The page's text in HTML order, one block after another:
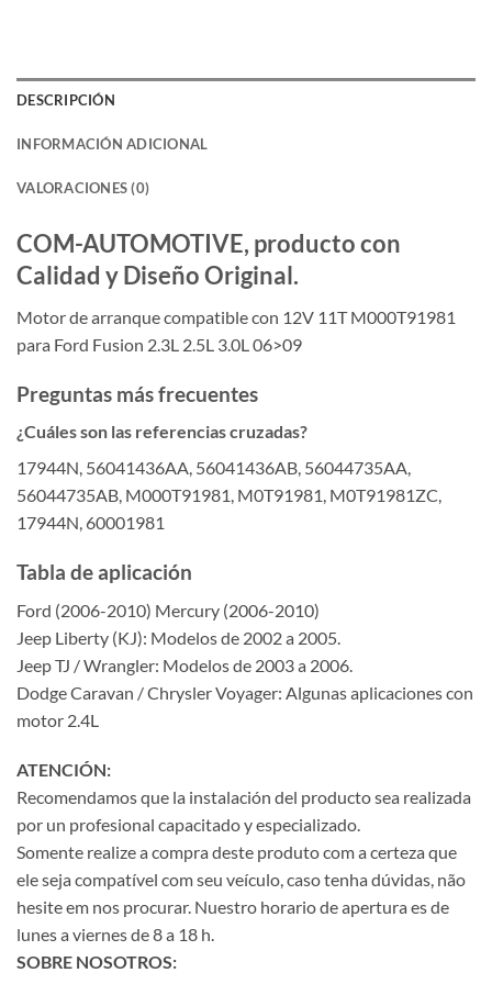
DESCRIPCIÓN
INFORMACIÓN ADICIONAL
VALORACIONES (0)
COM-AUTOMOTIVE, producto con
Calidad y Diseño Original.
Motor de arranque compatible con 12V 11T M000T91981
para Ford Fusion 2.3L 2.5L 3.0L 06>09
Preguntas más frecuentes
¿Cuáles son las referencias cruzadas?
17944N, 56041436AA, 56041436AB, 56044735AA,
56044735AB, M000T91981, M0T91981, M0T91981ZC,
17944N, 60001981
Tabla de aplicación
Ford (2006-2010) Mercury (2006-2010)
Jeep Liberty (KJ): Modelos de 2002 a 2005.
Jeep TJ / Wrangler: Modelos de 2003 a 2006.
Dodge Caravan / Chrysler Voyager: Algunas aplicaciones con
motor 2.4L
ATENCIÓN:
Recomendamos que la instalación del producto sea realizada
por un profesional capacitado y especializado.
Somente realize a compra deste produto com a certeza que
ele seja compatível com seu veículo, caso tenha dúvidas, não
hesite em nos procurar. Nuestro horario de apertura es de
lunes a viernes de 8 a 18 h.
SOBRE NOSOTROS: